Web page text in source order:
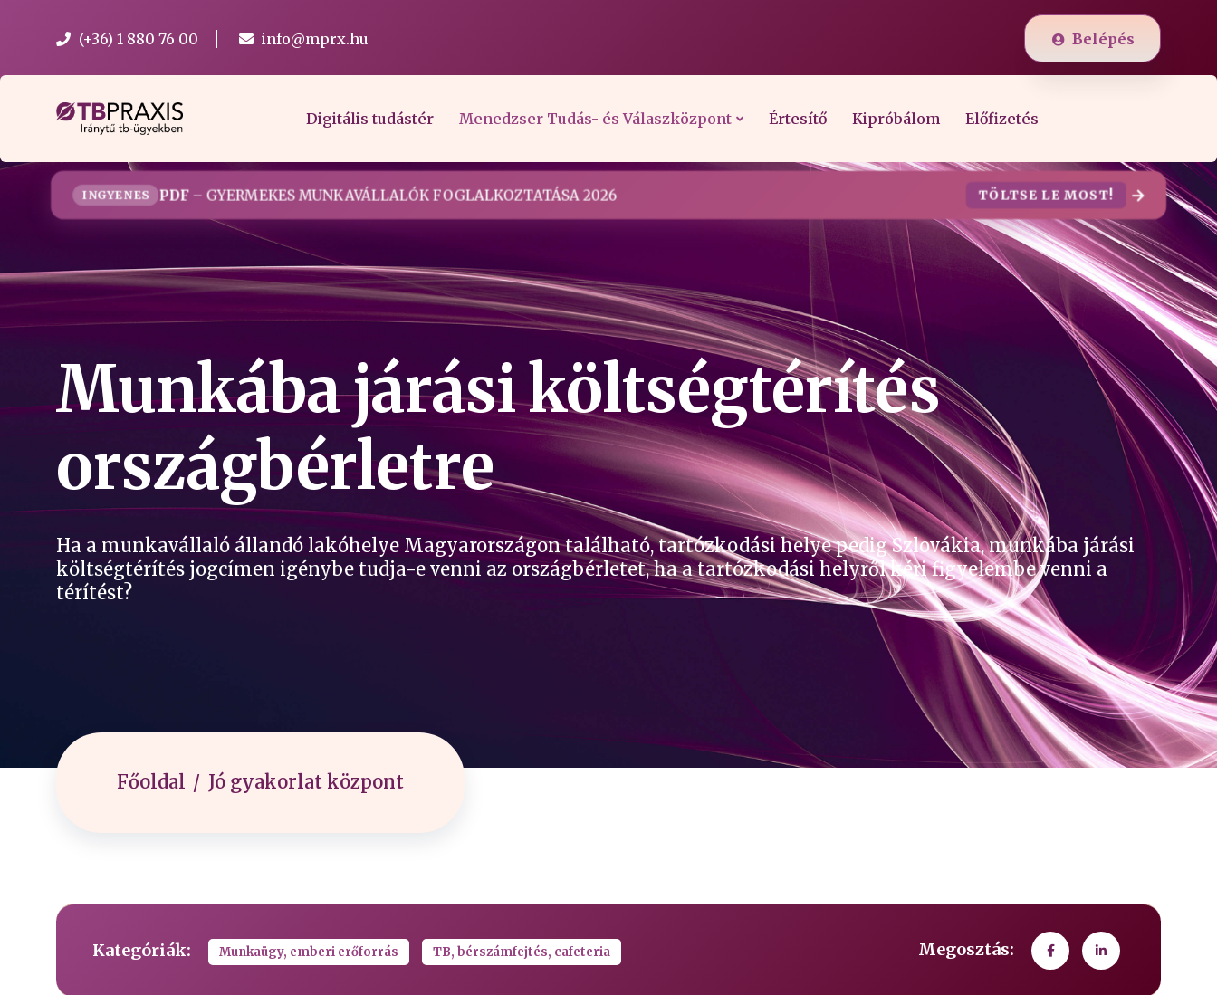
(+36) 1 880 76 00 info@mprx.hu Belépés
Digitális tudástér Menedzser Tudás- és Válaszközpont Értesítő Kipróbálom Előfizetés
INGYENES PDF– GYERMEKES MUNKAVÁLLALÓK FOGLALKOZTATÁSA 2026 TÖLTSE LE MOST!
Munkába járási költségtérítés
országbérletre
Ha a munkavállaló állandó lakóhelye Magyarországon található, tartózkodási helye pedig Szlovákia, munkába járási
költségtérítés jogcímen igénybe tudja-e venni az országbérletet, ha a tartózkodási helyről kéri figyelembe venni a
térítést?
Főoldal Jó gyakorlat központ
Kategóriák: Munkaügy, emberi erőforrás TB, bérszámfejtés, cafeteria Megosztás: